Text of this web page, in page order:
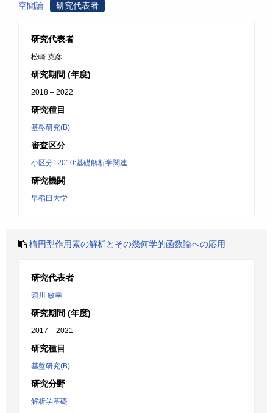
空間論
研究代表者
研究代表者
松崎 克彦
研究期間 (年度)
2018 – 2022
研究種目
基盤研究(B)
審査区分
小区分12010:基礎解析学関連
研究機関
早稲田大学
楕円型作用素の解析とその幾何学的函数論への応用
研究代表者
須川 敏幸
研究期間 (年度)
2017 – 2021
研究種目
基盤研究(B)
研究分野
解析学基礎